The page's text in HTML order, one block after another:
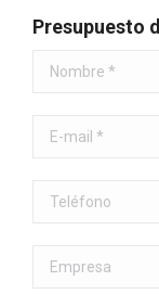
Presupuesto